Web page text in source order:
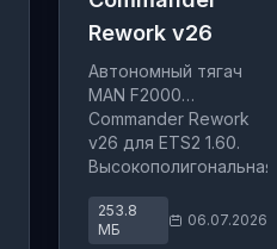
Rework v26
Автономный тягач
MAN F2000
Commander Rework
v26 для ETS2 1.60.
Высокополигональная
собственные
прицепы,
253.8
МБ
06.07.2026